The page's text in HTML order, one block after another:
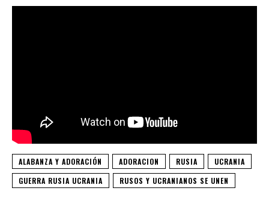
ALABANZA Y ADORACIÓN ADORACION RUSIA
UCRANIA
GUERRA RUSIA UCRANIA
RUSOS Y UCRANIANOS SE UNEN